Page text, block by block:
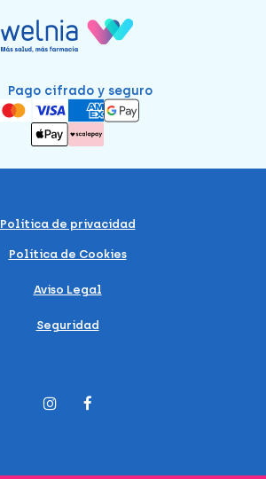
Pago cifrado y seguro
Política de privacidad
Política de Cookies
Aviso Legal
Seguridad